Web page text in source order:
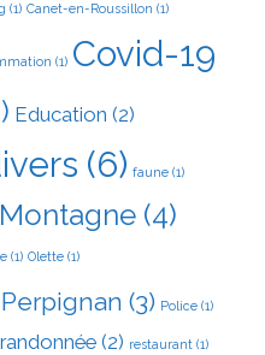
(1) Canet-en-Roussillon (1)
(1) Covid-19
Education (2)
(6) faune (1)
Montagne (4)
(1) Olette (1)
Perpignan (3) Police (1)
randonnée (2) restaurant (1)